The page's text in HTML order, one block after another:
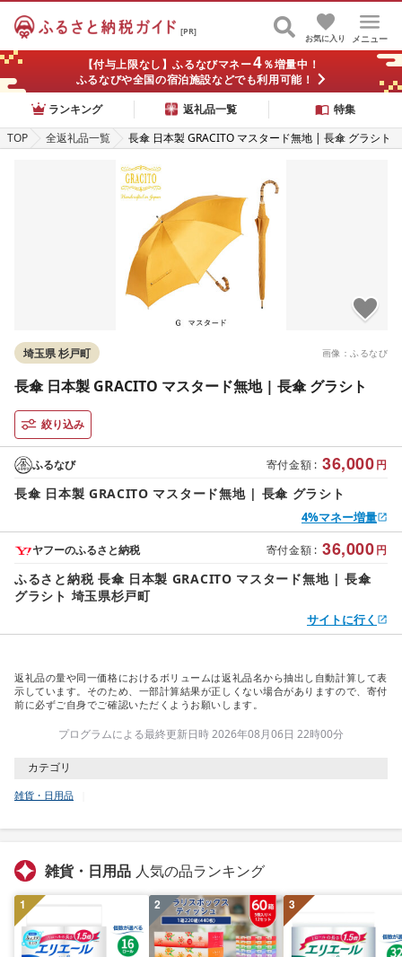
[PR]
メニュー
お気に入り
【付与上限なし】ふるなびマネー4％増量中！
ふるなびや全国の宿泊施設などでも利用可能！
ランキング
返礼品一覧
特集
TOP
全返礼品一覧 長傘 日本製 GRACITO マスタード無地 | 長傘 グラシト
画像：ふるなび
埼玉県 杉戸町
長傘 日本製 GRACITO マスタード無地 | 長傘 グラシト
絞り込み
寄付金額 : 36,000円
ふるなび
長傘 日本製 GRACITO マスタード無地 | 長傘 グラシト
4%マネー増量
寄付金額 : 36,000円
ヤフーのふるさと納税
ふるさと納税 長傘 日本製 GRACITO マスタード無地 | 長傘
グラシト 埼玉県杉戸町
サイトに行く
返礼品の量や同一価格におけるボリュームは返礼品名から抽出し自動計算して表
示しています。そのため、一部計算結果が正しくない場合がありますので、寄付
前に必ずご自身でご確認いただくようお願いします。
プログラムによる最終更新日時 2026年08月06日 22時00分
カテゴリ
雑貨・日用品
雑貨・日用品 人気の品ランキング
1 2 3